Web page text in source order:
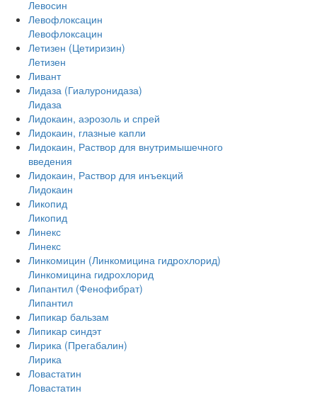
Левосин
Левофлоксацин
Левофлоксацин
Летизен (Цетиризин)
Летизен
Ливант
Лидаза (Гиалуронидаза)
Лидаза
Лидокаин, аэрозоль и спрей
Лидокаин, глазные капли
Лидокаин, Раствор для внутримышечного
введения
Лидокаин, Раствор для инъекций
Лидокаин
Ликопид
Ликопид
Линекс
Линекс
Линкомицин (Линкомицина гидрохлорид)
Линкомицина гидрохлорид
Липантил (Фенофибрат)
Липантил
Липикар бальзам
Липикар синдэт
Лирика (Прегабалин)
Лирика
Ловастатин
Ловастатин